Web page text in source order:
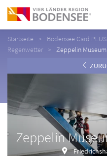
Startseite Bodensee Card PLUS
Regenwetter
Zeppelin
Zeppelin